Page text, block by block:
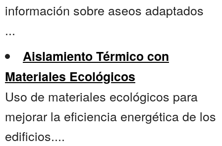
información sobre aseos adaptados
...
Aislamiento Térmico con
Materiales Ecológicos
Uso de materiales ecológicos para
mejorar la eficiencia energética de los
edificios....